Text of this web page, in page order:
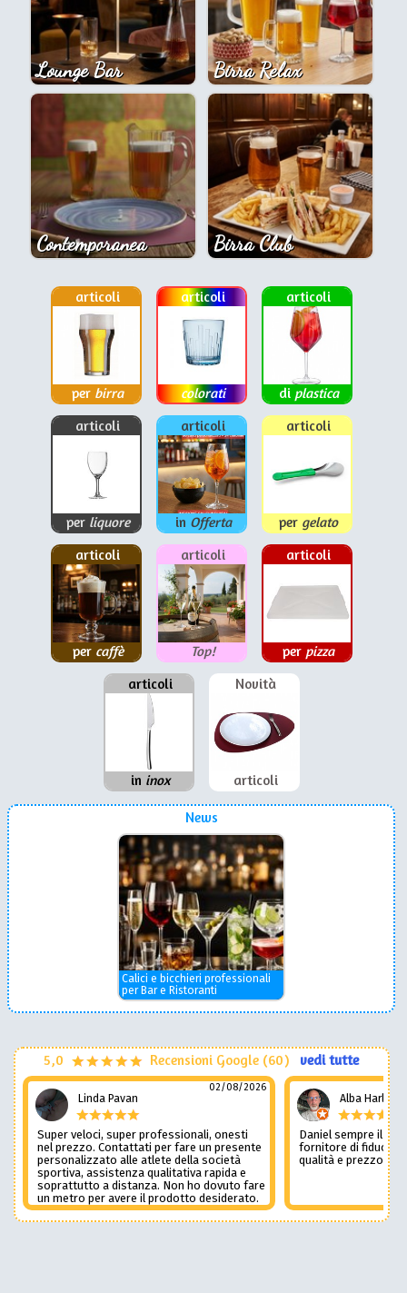
Lounge Bar Birra Relax
Contemporanea Birra Club
articoli
per birra
articoli
colorati
articoli
di plastica
articoli
per liquore
articoli
in Offerta
articoli
per gelato
articoli
per caffè
articoli
Top!
articoli
per pizza
articoli
in inox
Novità
articoli
News
Calici e bicchieri professionali
per Bar e Ristoranti
5,0 Recensioni Google (60) vedi tutte
Linda Pavan
02/08/2026
Super veloci, super professionali, onesti
nel prezzo. Contattati per fare un presente
personalizzato alle atlete della società
sportiva, assistenza qualitativa rapida e
soprattutto a distanza. Non ho dovuto fare
un metro per avere il prodotto desiderato.
Una assistenza del genere è rara e
preziosa. Credo li contatterò ancora in
Alba Harley
Daniel sempre il
fornitore di fiducia
qualità e prezzo